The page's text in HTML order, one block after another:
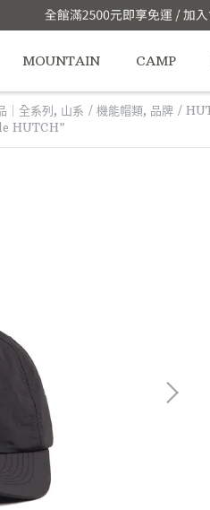
MOUNTAIN CAMP
｜全系列, 山系 / 機能帽類, 品牌 /
HUTCH"